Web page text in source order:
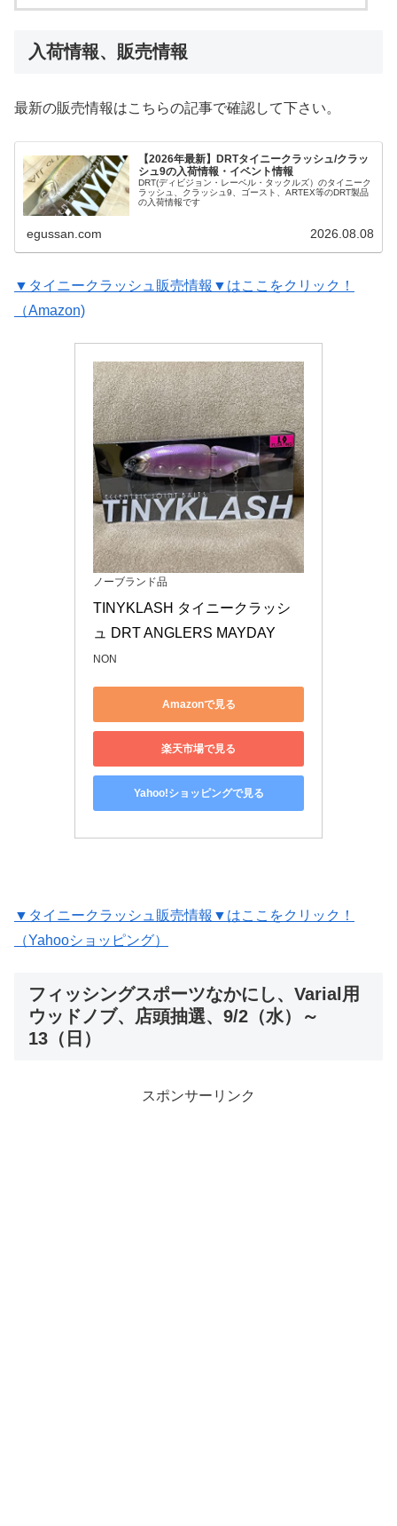
入荷情報、販売情報
最新の販売情報はこちらの記事で確認して下さい。
【2026年最新】DRTタイニークラッシュ/クラッ
シュ9の入荷情報・イベント情報
DRT(ディビジョン・レーベル・タックルズ）のタイニーク
ラッシュ、クラッシュ9、ゴースト、ARTEX等のDRT製品
の入荷情報です
egussan.com 2026.08.08
▼タイニークラッシュ販売情報▼はここをクリック！
（Amazon)
ノーブランド品
TINYKLASH タイニークラッシ
ュ DRT ANGLERS MAYDAY
NON
Amazonで見る
楽天市場で見る
Yahoo!ショッピングで見る
▼タイニークラッシュ販売情報▼はここをクリック！
（Yahooショッピング）
フィッシングスポーツなかにし、Varial用
ウッドノブ、店頭抽選、9/2（水）～
13（日）
スポンサーリンク